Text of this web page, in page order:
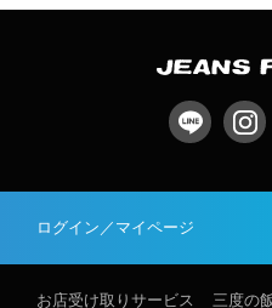
ログイン／マイページ
お店受け取りサービス 三度の